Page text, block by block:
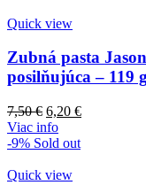
Quick view
Zubná pasta
posilňujúca – 119
7,50€ Pôvodná
cena
bola:
6,20 €Aktuálna
Viac info
-9% Sold out
Quick view